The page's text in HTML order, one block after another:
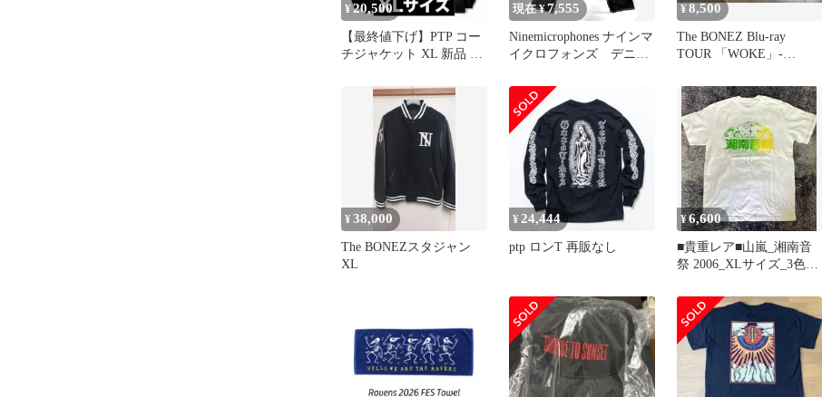
¥ 20,500
【最終値下げ】PTP コー
チジャケット XL 新品 未
現在 ¥7,555
Ninemicrophones ナインマ
イクロフォンズ デニム
¥8,500
The BONEZ Blu-ray
TOUR 「WOKE」-
¥38,000
The BONEZスタジャン
XL
¥24,444
ptp ロンT 再販なし
¥6,600
■貴重レア■山嵐_湘南音
祭 2006_XLサイズ_3色ス